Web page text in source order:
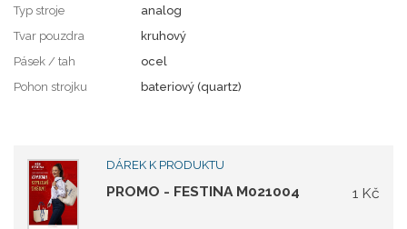
Typ stroje
analog
Tvar pouzdra
kruhový
Pásek / tah
ocel
Pohon strojku
bateriový (quartz)
DÁREK K PRODUKTU
1 Kč
PROMO - FESTINA M021004